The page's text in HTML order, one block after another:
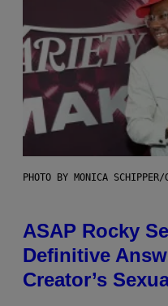
PHOTO BY MONICA SCHIPPER/
ASAP Rocky
Definitive
Creator’s